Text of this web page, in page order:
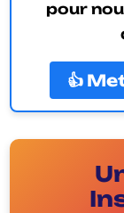
pour
👍